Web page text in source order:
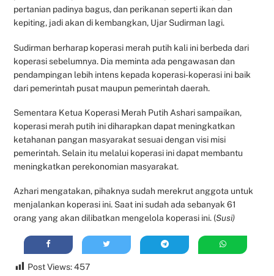
pertanian padinya bagus, dan perikanan seperti ikan dan
kepiting, jadi akan di kembangkan, Ujar Sudirman lagi.
Sudirman berharap koperasi merah putih kali ini berbeda dari
koperasi sebelumnya. Dia meminta ada pengawasan dan
pendampingan lebih intens kepada koperasi-koperasi ini baik
dari pemerintah pusat maupun pemerintah daerah.
Sementara Ketua Koperasi Merah Putih Ashari sampaikan,
koperasi merah putih ini diharapkan dapat meningkatkan
ketahanan pangan masyarakat sesuai dengan visi misi
pemerintah. Selain itu melalui koperasi ini dapat membantu
meningkatkan perekonomian masyarakat.
Azhari mengatakan, pihaknya sudah merekrut anggota untuk
menjalankan koperasi ini. Saat ini sudah ada sebanyak 61
orang yang akan dilibatkan mengelola koperasi ini. (Susi)
Post Views: 457